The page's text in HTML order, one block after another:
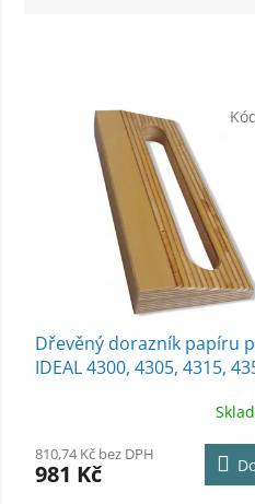
Dřevěný dorazník papíru
IDEAL 4300, 4305, 4315,
810,74 Kč bez DPH
981 Kč